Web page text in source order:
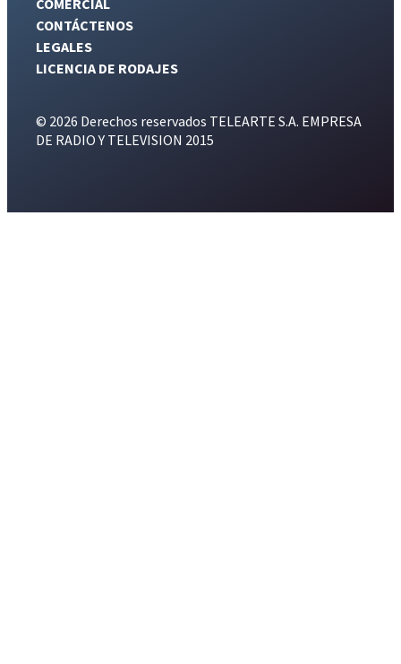
CONTÁCTENOS
LEGALES
LICENCIA DE RODAJES
© 2026 Derechos reservados TELEARTE S.A. EMPRESA
DE RADIO Y TELEVISION 2015